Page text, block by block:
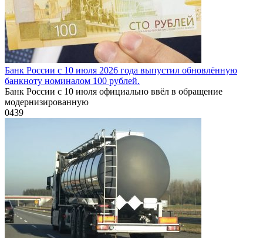
Банк России с 10 июля 2026 года выпустил обновлённую
банкноту номиналом 100 рублей.
Банк России с 10 июля официально ввёл в обращение
модернизированную
0439